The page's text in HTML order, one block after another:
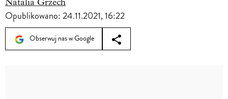
Natalia Grzech
Opublikowano:24.11.2021, 16:22
Obserwuj nas w Google